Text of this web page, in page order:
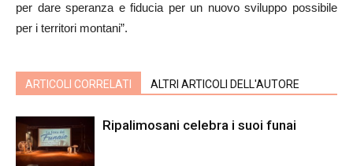
per dare speranza e fiducia per un nuovo sviluppo possibile
per i territori montani”.
ARTICOLI CORRELATI ALTRI ARTICOLI DELL'AUTORE
Ripalimosani celebra i suoi funai